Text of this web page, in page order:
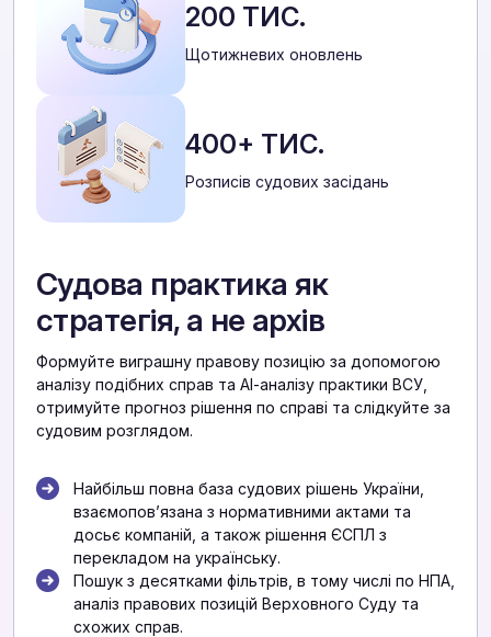
200 ТИС.
Щотижневих оновлень
400+ ТИС.
Розписів судових засідань
Судова практика як
стратегія, а не архів
Формуйте виграшну правову позицію за допомогою
аналізу подібних справ та АІ-аналізу практики ВСУ,
отримуйте прогноз рішення по справі та слідкуйте за
судовим розглядом.
Найбільш повна база судових рішень України,
взаємоповʼязана з нормативними актами та
досьє компаній, а також рішення ЄСПЛ з
перекладом на українську.
Пошук з десятками фільтрів, в тому числі по НПА,
аналіз правових позицій Верховного Суду та
схожих справ.